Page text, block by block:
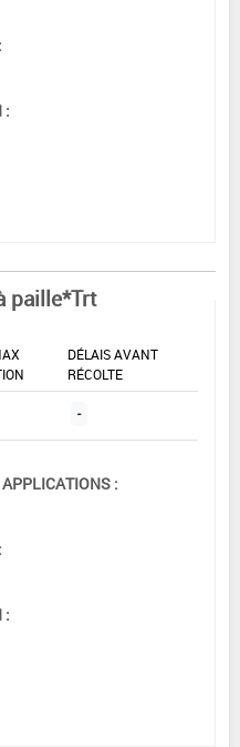
:
paille*Trt
DÉLAIS AVANT
RÉCOLTE
-
:
: